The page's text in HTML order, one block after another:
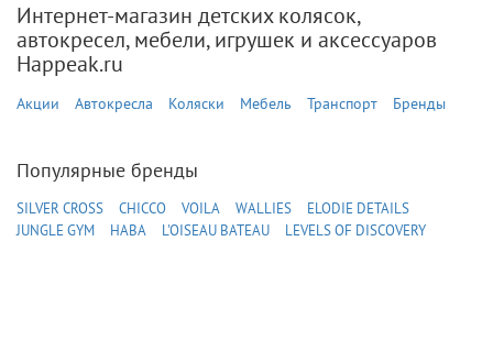
Интернет-магазин детских колясок,
автокресел, мебели, игрушек и аксессуаров
Happeak.ru
Акции Автокресла Коляски Мебель Транспорт Бренды
Популярные бренды
SILVER CROSS CHICCO VOILA WALLIES
ELODIE DETAILS
JUNGLE GYM
HABA L'OISEAU BATEAU LEVELS OF DISCOVERY